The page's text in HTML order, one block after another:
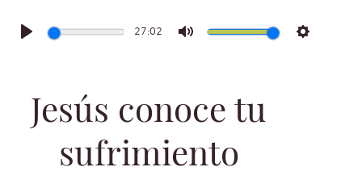
Play
27:02
Mute Settings
Jesús conoce tu
sufrimiento